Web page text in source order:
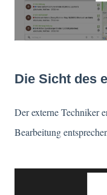
Die Sicht des
Der externe Techniker
Bearbeitung